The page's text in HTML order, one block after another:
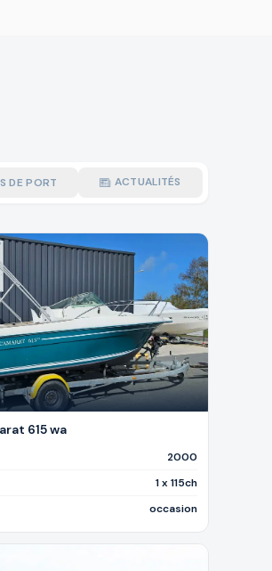
DE PORT ACTUALITÉS
615 wa
2000
1 x 115ch
occasion